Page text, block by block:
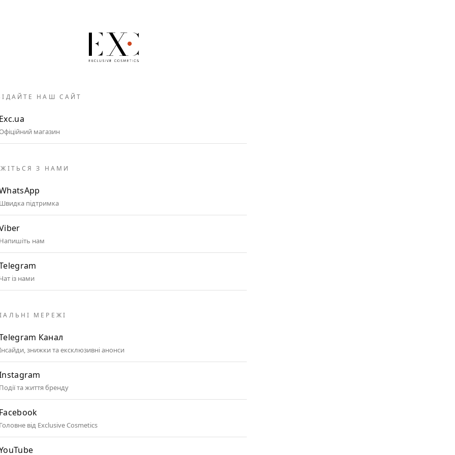
НАШ САЙТ
магазин
З НАМИ
підтримка
нам
із нами
МЕРЕЖІ
Канал
знижки та ексклюзивні анонси
та життя бренду
від Exclusive Cosmetics